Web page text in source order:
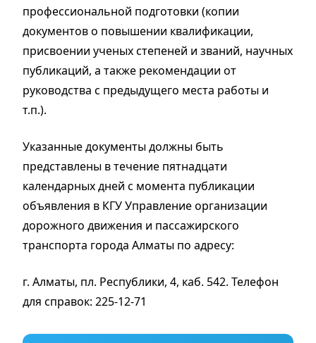
профессиональной подготовки (копии
документов о повышении квалификации,
присвоении ученых степеней и званий, научных
публикаций, а также рекомендации от
руководства с предыдущего места работы и
т.п.).
Указанные документы должны быть
представлены в течение пятнадцати
календарных дней с момента публикации
объявления в КГУ Управление организации
дорожного движения и пассажирского
транспорта города Алматы по адресу:
г. Алматы, пл. Республики, 4, каб. 542. Телефон
для справок: 225-12-71